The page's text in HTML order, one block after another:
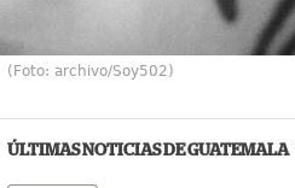
(Foto: archivo/Soy502)
ÚLTIMAS NOTICIAS DE GUATEMALA